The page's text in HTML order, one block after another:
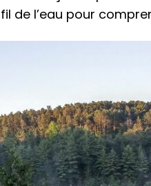
de l’eau pour